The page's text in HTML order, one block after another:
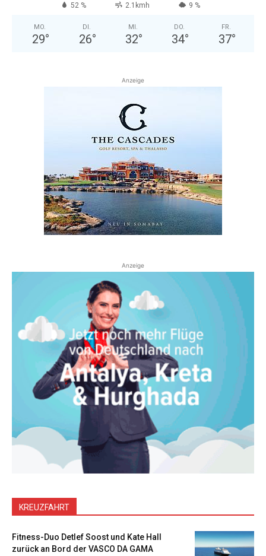
52 % 2.1kmh 9 %
MO.
29°
DI.
26°
MI.
32°
DO.
34°
FR.
37°
Anzeige
Anzeige
KREUZFAHRT
Fitness-Duo Detlef Soost und Kate Hall
zurück an Bord der VASCO DA GAMA